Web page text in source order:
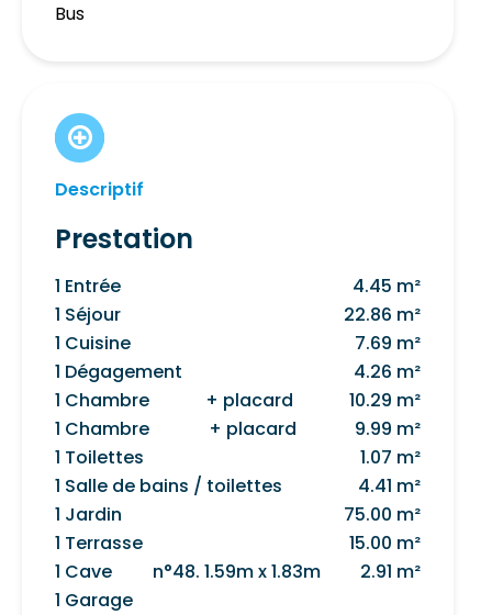
Bus
Descriptif
Prestation
1 Entrée
4.45 m²
1 Séjour
22.86 m²
1 Cuisine
7.69 m²
1 Dégagement
4.26 m²
1 Chambre
+ placard
10.29 m²
1 Chambre
+ placard
9.99 m²
1 Toilettes
1.07 m²
1 Salle de bains / toilettes
4.41 m²
1 Jardin
75.00 m²
1 Terrasse
15.00 m²
1 Cave
n°48. 1.59m x 1.83m
2.91 m²
1 Garage